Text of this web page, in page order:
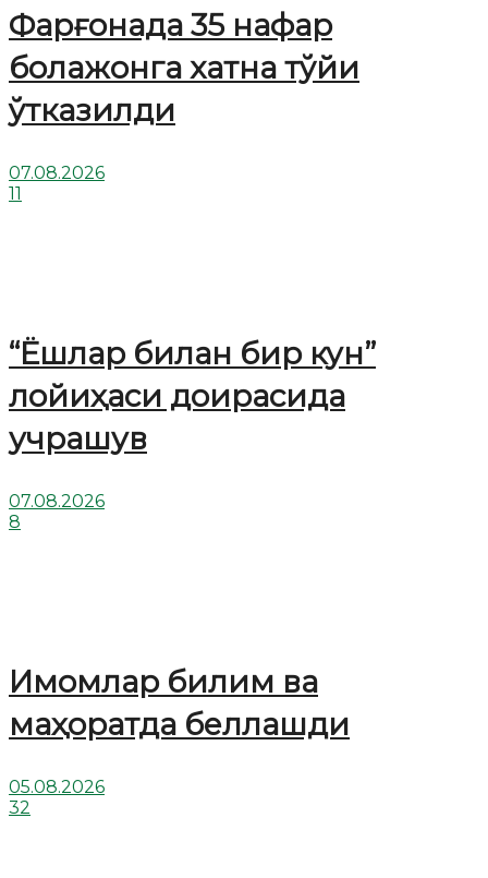
Фарғонада 35 нафар
болажонга хатна тўйи
ўтказилди
07.08.2026
11
“Ёшлар билан бир кун”
лойиҳаси доирасида
учрашув
07.08.2026
8
Имомлар билим ва
маҳоратда беллашди
05.08.2026
32